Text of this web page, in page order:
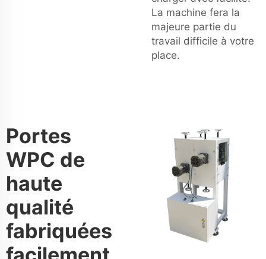
La machine fera la
majeure partie du
travail difficile à votre
place.
Portes
WPC de
haute
qualité
fabriquées